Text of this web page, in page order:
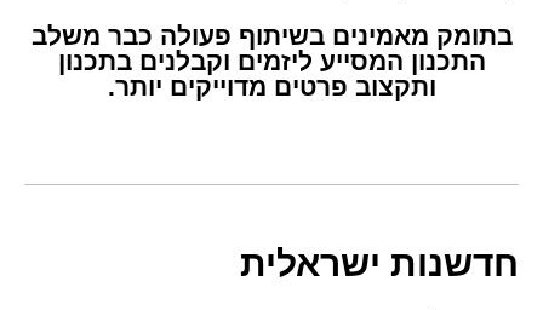
בתומק מאמינים בשיתוף פעולה כבר משלב
התכנון המסייע ליזמים וקבלנים בתכנון
ותקצוב פרטים מדוייקים יותר.
חדשנות ישראלית